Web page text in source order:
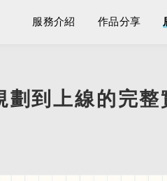
服務介紹 作品分享
劃到上線的完整